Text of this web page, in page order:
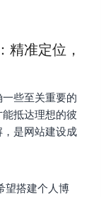
精准定位，
些至关重要的
抵达理想的彼
是网站建设成
望搭建个人博